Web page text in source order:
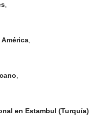
en Estambul (Turquía)